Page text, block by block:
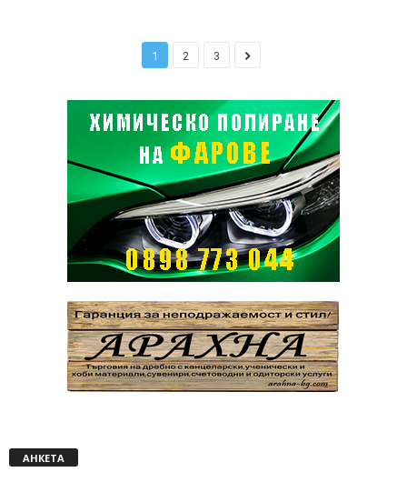
1 2 3
АНКЕТА